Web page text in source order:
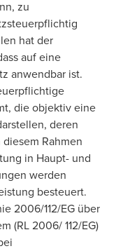
zu
hat der
auf eine
anwendbar ist.
die objektiv eine
deren
Rahmen
in Haupt- und
werden
besteuert.
2006/112/EG über
(RL 2006/ 112/EG)